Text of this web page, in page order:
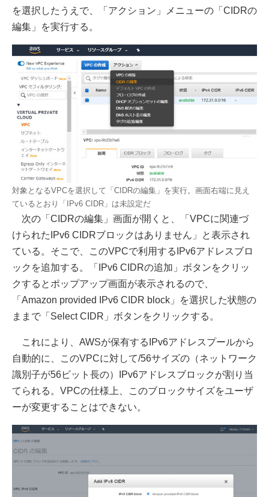
を選択したうえで、「アクション」メニューの「CIDRの
編集」を実行する。
対象となるVPCを選択して「CIDRの編集」を実行。画面右端に見え
ているとおり「IPv6 CIDR」は未設定だ
次の「CIDRの編集」画面が開くと、「VPCに関連づ
けられたIPv6 CIDRブロックはありません」と表示され
ている。そこで、このVPCで利用するIPv6アドレスブロ
ックを追加する。「IPv6 CIDRの追加」ボタンをクリッ
クするとポップアップ画面が表示されるので、
「Amazon provided IPv6 CIDR block」を選択した状態の
ままで「Select CIDR」ボタンをクリックする。
これにより、AWSが保有するIPv6アドレスプールから
自動的に、このVPCに対して/56サイズの（ネットワーク
識別子が56ビット長の）IPv6アドレスブロックが割り当
てられる。VPCの仕様上、このブロックサイズをユーザ
ーが変更することはできない。